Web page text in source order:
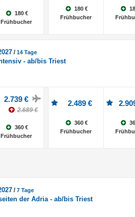
180 €
Frühbucher
180 €
Frühbucher
/14 Tage
- ab/bis Triest
2.739 €
2.689 €
360 €
Frühbucher
2.489 €
360 €
Frühbucher
/7 Tage
der Adria - ab/bis Triest